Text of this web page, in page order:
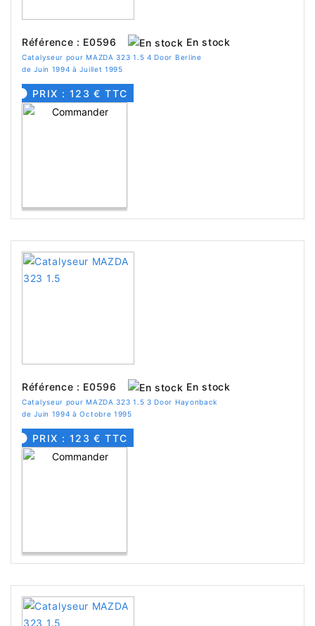
Référence : E0596 En stock
Catalyseur pour MAZDA 323 1.5 4 Door Berline
de Juin 1994 à Juillet 1995
PRIX : 123 € TTC
Référence : E0596 En stock
Catalyseur pour MAZDA 323 1.5 3 Door Hayonback
de Juin 1994 à Octobre 1995
PRIX : 123 € TTC